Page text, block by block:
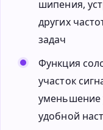
шипения,
других
задач
Функция
участок
уменьшение
удобной